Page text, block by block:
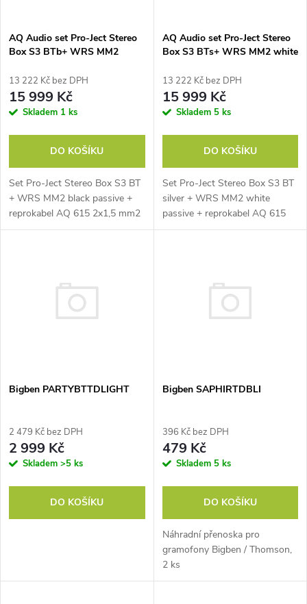
p
r
o
u
k
s
p
r
o
d
u
k
AQ Audio set Pro-Ject Stereo
Box S3 BTb+ WRS MM2
615 2x1,5mm2
13 222 Kč bez DPH
15 999 Kč
Skladem 1 ks
DO KOŠÍKU
Set Pro-Ject Stereo Box S3 BT
+ WRS MM2 black passive +
reprokabel AQ 615 2x1,5 mm2
AQ Audio set Pro-Ject Stereo
Box S3 BTs+ WRS MM2 white
2x1,5mm2
13 222 Kč bez DPH
15 999 Kč
Skladem 5 ks
DO KOŠÍKU
Set Pro-Ject Stereo Box S3 BT
silver + WRS MM2 white
passive + reprokabel AQ 615
2x1,5 mm2
Bigben PARTYBTTDLIGHT
2 479 Kč bez DPH
2 999 Kč
Skladem >5 ks
DO KOŠÍKU
Bigben SAPHIRTDBLI
396 Kč bez DPH
479 Kč
Skladem 5 ks
DO KOŠÍKU
Náhradní přenoska pro
gramofony Bigben / Thomson,
2 ks